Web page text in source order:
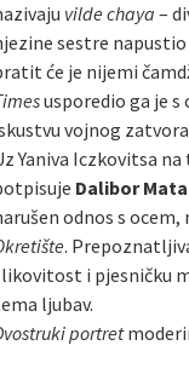
vilde chaya –
sestre
će je nijemi
usporedio ga je
vojnog
Yaniva Iczkovitsa
Dalibor
odnos s
.
i pjesničku
ljubav.
portret